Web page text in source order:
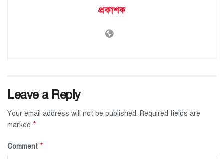
প্রকাশক
Leave a Reply
Your email address will not be published. Required fields are
marked *
Comment *